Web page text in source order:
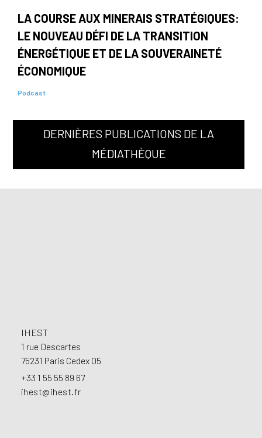
LA COURSE AUX MINERAIS STRATÉGIQUES:
LE NOUVEAU DÉFI DE LA TRANSITION
ÉNERGÉTIQUE ET DE LA SOUVERAINETÉ
ÉCONOMIQUE
Podcast
DERNIÈRES PUBLICATIONS DE LA
MÉDIATHÈQUE
IHEST
1 rue Descartes
75231 Paris Cedex 05
+33 1 55 55 89 67
ihest@ihest.fr